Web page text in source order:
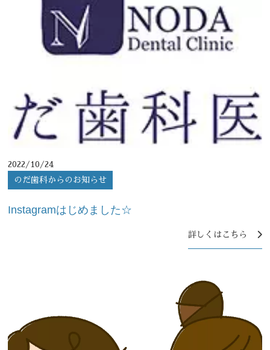
セラミック・審美修復
食いしばり・歯ぎしり治療
予防・メンテナンス
Q＆A
採用情報
ブログ
お問い合わせ
078-855-7199
受付時間9:30-12:30/14:00-19:00(日・祝日休診)
2022/10/24
のだ歯科からのお知らせ
Instagramはじめました☆
詳しくはこちら